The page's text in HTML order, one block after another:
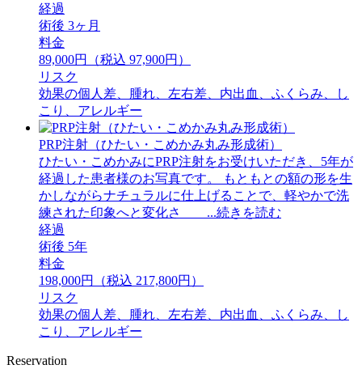
経過
術後 3ヶ月
料金
89,000円（税込 97,900円）
リスク
効果の個人差、腫れ、左右差、内出血、ふくらみ、し
こり、アレルギー
PRP注射（ひたい・こめかみ丸み形成術）
ひたい・こめかみにPRP注射をお受けいただき、5年が
経過した患者様のお写真です。 もともとの額の形を生
かしながらナチュラルに仕上げることで、軽やかで洗
練された印象へと変化さ ...続きを読む
経過
術後 5年
料金
198,000円（税込 217,800円）
リスク
効果の個人差、腫れ、左右差、内出血、ふくらみ、し
こり、アレルギー
Reservation